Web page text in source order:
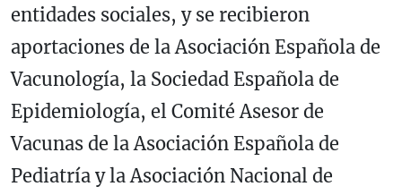
entidades sociales, y se recibieron
aportaciones de la Asociación Española de
Vacunología, la Sociedad Española de
Epidemiología, el Comité Asesor de
Vacunas de la Asociación Española de
Pediatría y la Asociación Nacional de